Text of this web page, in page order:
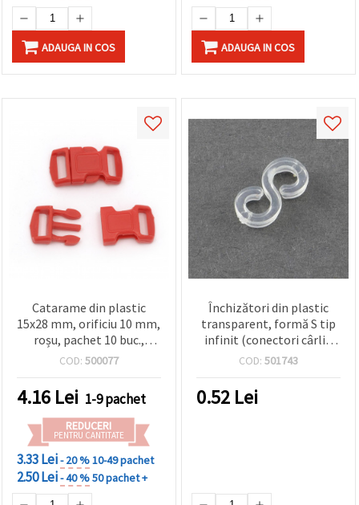
ADAUGA IN COS ADAUGA IN COS
Catarame din plastic
15x28 mm, orificiu 10 mm,
roșu, pachet 10 buc.,
pentru DIY, genți și
COD: 500077
4.16 Lei 1-9 pachet
REDUCERI
PENTRU CANTITATE
3.33 Lei- 20 %10-49 pachet
2.50 Lei- 40 %50 pachet +
Închizători din plastic
transparent, formă S tip
infinit (conectori cârlig
S), 11x6x2 mm – pentru
~12 bucăți
COD: 501743
0.52 Lei